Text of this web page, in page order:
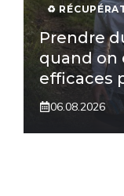
♻️
Prendre
quand on
efficaces
06.08.2026